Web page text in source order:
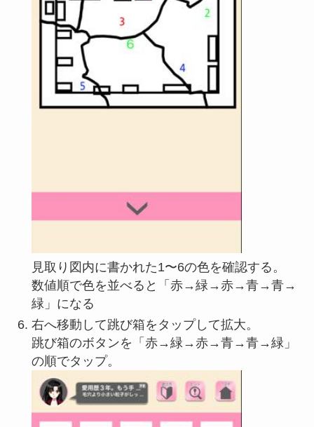
見取り図内に書かれた1〜6の色を確認する。
数値順で色を並べると「赤→緑→赤→青→青→
緑」になる
右へ移動して跳び箱をタップして拡大。
跳び箱のボタンを「赤→緑→赤→青→青→緑」
の順でタップ。